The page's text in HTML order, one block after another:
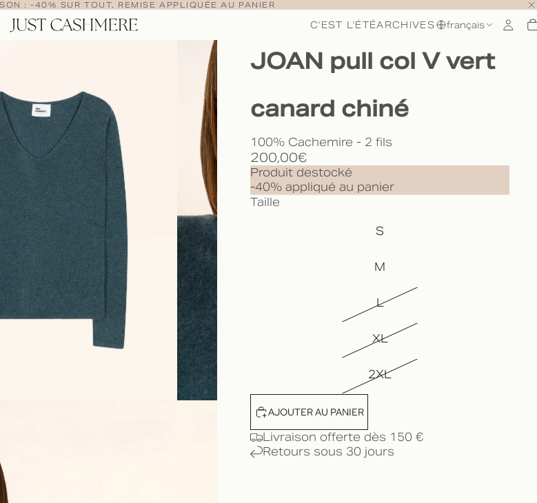
: -40% SUR TOUT, REMISE APPLIQUÉE AU PANIER
C'EST L'ÉTÉARCHIVES français
JOAN pull col V vert
canard chiné
100% Cachemire - 2 fils
200,00€
Produit destocké
-40% appliqué au panier
Taille
S
M
L
XL
2XL
AJOUTER AU PANIER
Livraison offerte dès 150 €
Retours sous 30 jours